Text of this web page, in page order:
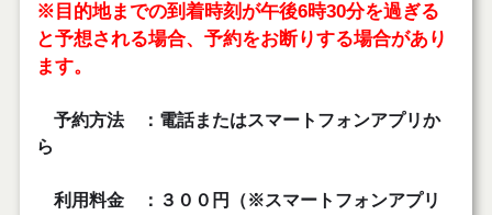
※目的地までの到着時刻が午後6時30分を過ぎる
と予想される場合、予約をお断りする場合があり
ます。
予約方法 ：電話またはスマートフォンアプリか
ら
利用料金 ：３００円（※スマートフォンアプリ